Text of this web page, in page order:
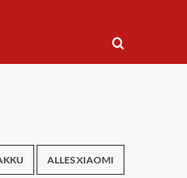
ALLES XIAOMI